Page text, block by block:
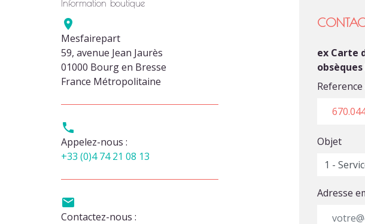
Information boutique

Mesfairepart
59, avenue Jean Jaurès
01000 Bourg en Bresse
France Métropolitaine

Appelez-nous :
+33 (0)4 74 21 08 13

Contactez-nous :
ex Carte
obsèques
Objet
Adresse